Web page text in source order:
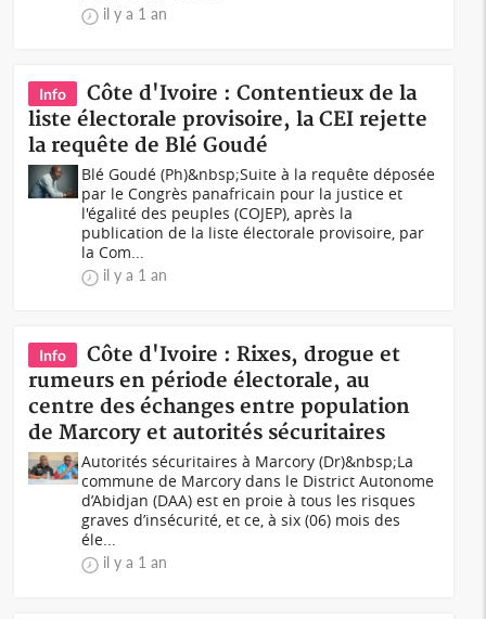
il y a 1 an
Info
Côte d'Ivoire : Contentieux de la
liste électorale provisoire, la CEI rejette
la requête de Blé Goudé
Blé Goudé (Ph)&nbsp;Suite à la requête déposée
par le Congrès panafricain pour la justice et
l'égalité des peuples (COJEP), après la
publication de la liste électorale provisoire, par
la Com...
il y a 1 an
Info
Côte d'Ivoire : Rixes, drogue et
rumeurs en période électorale, au
centre des échanges entre population
de Marcory et autorités sécuritaires
Autorités sécuritaires à Marcory (Dr)&nbsp;La
commune de Marcory dans le District Autonome
d’Abidjan (DAA) est en proie à tous les risques
graves d’insécurité, et ce, à six (06) mois des
éle...
il y a 1 an